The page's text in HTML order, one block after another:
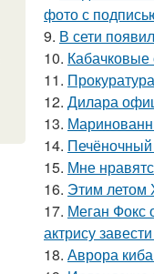
фото с
9. В сети
10.
11.
12. Дилара
13.
14.
15. Мне
16. Этим летом
17. Меган Фокс
актрису
18. Аврора